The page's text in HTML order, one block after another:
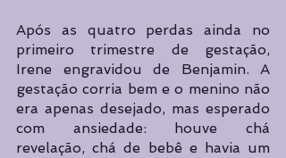
Após as quatro perdas ainda no
primeiro trimestre de gestação,
Irene engravidou de Benjamin. A
gestação corria bem e o menino não
era apenas desejado, mas esperado
com ansiedade: houve chá
revelação, chá de bebê e havia um